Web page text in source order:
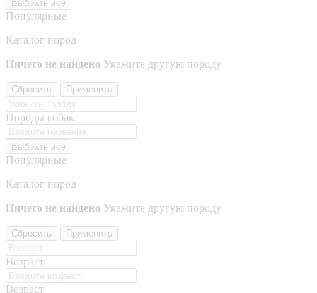
Выбрать все
Популярные
Каталог пород
Ничего не найдено Укажите другую породу
Сбросить Применить
Породы собак
Выбрать все
Популярные
Каталог пород
Ничего не найдено Укажите другую породу
Сбросить Применить
Возраст
Возраст